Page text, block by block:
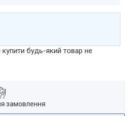
купити будь-який товар не
замовлення